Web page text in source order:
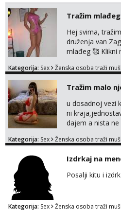
Tražim
Hej svima,
druženja van
mlađeg 🥰 Klikni
Kategorija: Sex Ženska osoba traži
Tražim malo
u dosadnoj vezi
ni
dajem a nista
trazim puno
poljupce po tijelu
pale,obozavam
kontrolu . javi se
Kategorija: Sex Ženska osoba traži
Izdrkaj na
Posalji kitu i
Kategorija: Sex Ženska osoba traži